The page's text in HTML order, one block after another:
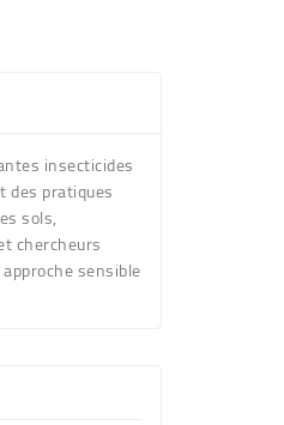
insecticides
des pratiques
sols,
chercheurs
sensible